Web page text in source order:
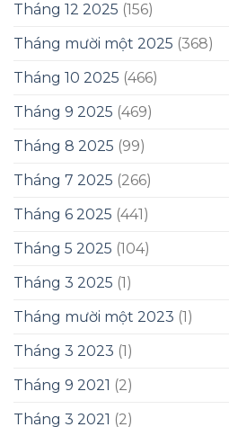
Tháng 12 2025 (156)
Tháng mười một 2025 (368)
Tháng 10 2025 (466)
Tháng 9 2025 (469)
Tháng 8 2025 (99)
Tháng 7 2025 (266)
Tháng 6 2025 (441)
Tháng 5 2025 (104)
Tháng 3 2025 (1)
Tháng mười một 2023 (1)
Tháng 3 2023 (1)
Tháng 9 2021 (2)
Tháng 3 2021 (2)